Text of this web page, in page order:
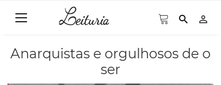
search person_outline
Anarquistas e orgulhosos de o
ser